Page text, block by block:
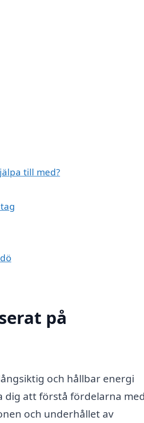
till med?
på
och hållbar energi
dig att förstå fördelarna med
och underhållet av